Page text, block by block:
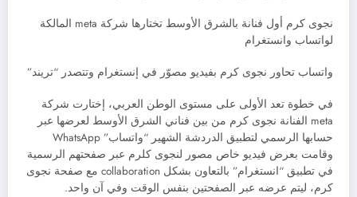
نجوى كرم أول فنانة بالشرق الأوسط تختارها شركة meta المالكة
لواتساب وانستغرام
واتساب تحاور نجوى كرم بفيديو مصوّر في إنستغرام وتتصدر “تريند”
في خطوة تعد الأولى على مستوى الوطن العربي، إختارت شركة
meta الفنانة نجوى كرم من بين فناني الشرق الأوسط لعرضها عبر
حسابها الرسمي لتطبيق الدردشة الشهير “واتساب” WhatsApp
وقامت بعرض فيديو خاص مصور لنجوى كلرم عبر صفحتهم الرسمية
في تطبيق “انستغرام” بالتعاون بشكل collaboration مع صفحة نجوى
كرم، ليتم عرضه عبر الصفحتين بنفس الوقت وفي آن واحد.